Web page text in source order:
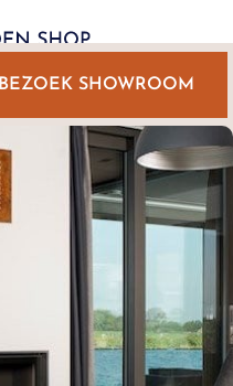
BEZOEK SHOWROOM